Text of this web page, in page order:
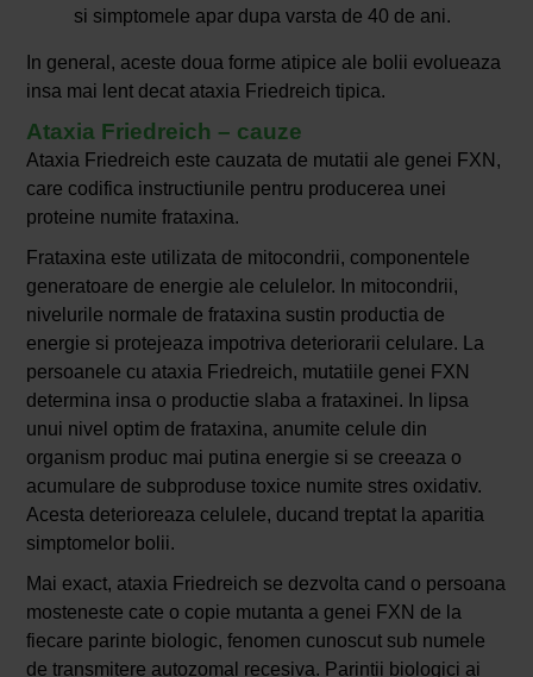
si simptomele apar dupa varsta de 40 de ani.
In general, aceste doua forme atipice ale bolii evolueaza
insa mai lent decat ataxia Friedreich tipica.
Ataxia Friedreich – cauze
Ataxia Friedreich este cauzata de mutatii ale genei FXN,
care codifica instructiunile pentru producerea unei
proteine ​​numite frataxina.
Frataxina este utilizata de mitocondrii, componentele
generatoare de energie ale celulelor. In mitocondrii,
nivelurile normale de frataxina sustin productia de
energie si protejeaza impotriva deteriorarii celulare. La
persoanele cu ataxia Friedreich, mutatiile genei FXN
determina insa o productie slaba a frataxinei. In lipsa
unui nivel optim de frataxina, anumite celule din
organism produc mai putina energie si se creeaza o
acumulare de subproduse toxice numite stres oxidativ.
Acesta deterioreaza celulele, ducand treptat la aparitia
simptomelor bolii.
Mai exact, ataxia Friedreich se dezvolta cand o persoana
mosteneste cate o copie mutanta a genei FXN de la
fiecare parinte biologic, fenomen cunoscut sub numele
de transmitere autozomal recesiva. Parintii biologici ai